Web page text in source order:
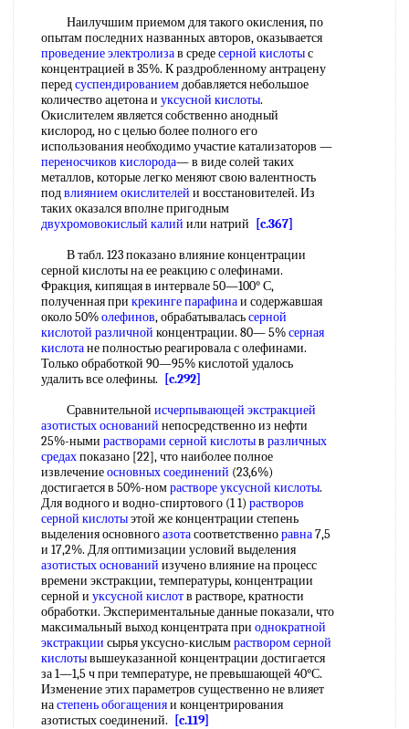
Наилучшим приемом для такого окисления, по
опытам последних названных авторов, оказывается
проведение электролизав средесерной кислотыс
концентрацией в 35%. К раздробленному антрацену
передсуспендированиемдобавляется небольшое
количество ацетона и уксусной кислоты.
Окислителем является собственно анодный
кислород, но с целью более полного его
использования необходимо участие катализаторов —
переносчиков кислорода— в виде солей таких
металлов, которые легко меняют свою валентность
подвлиянием окислителей и восстановителей. Из
таких оказался вполне пригодным
двухромовокислый калий или натрий
[c.367]
В табл. 123 показано влияние концентрации
серной кислоты на ее реакцию с олефинами.
Фракция, кипящая в интервале 50—100° С,
полученная при крекинге парафинаи содержавшая
около 50%олефинов, обрабатываласьсерной
кислотой различной концентрации. 80— 5%серная
кислотане полностью реагировала с олефинами.
Только обработкой 90—95% кислотой удалось
удалить все олефины.
[c.292]
Сравнительной исчерпывающей экстракцией
азотистых оснований непосредственно из нефти
25%-ными растворами серной кислотыв различных
средахпоказано [22], что наиболее полное
извлечениеосновных соединений (23,6%)
достигается в 50%-номрастворе уксусной кислоты.
Для водного и водно-спиртового (1 1) растворов
серной кислотыэтой же концентрации степень
выделения основногоазотасоответственноравна7,5
и 17,2%. Для оптимизации условий выделения
азотистых оснований изучено влияние на процесс
времени экстракции, температуры, концентрации
серной и уксусной кислотв растворе, кратности
обработки. Экспериментальные данные показали, что
максимальный выход концентрата при однократной
экстракции сырья уксусно-кислымраствором серной
кислотывышеуказанной концентрации достигается
за 1—1,5 ч при температуре, не превышающей 40°С.
Изменение этих параметров существенно не влияет
настепень обогащенияи концентрирования
азотистых соединений.
[c.119]